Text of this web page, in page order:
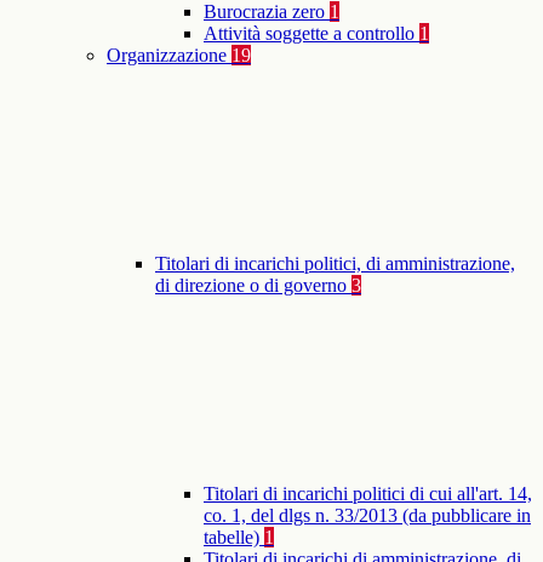
Burocrazia zero 1
Attività soggette a controllo 1
Organizzazione 19
Titolari di incarichi politici, di amministrazione,
di direzione o di governo 3
Titolari di incarichi politici di cui all'art. 14,
co. 1, del dlgs n. 33/2013 (da pubblicare in
tabelle) 1